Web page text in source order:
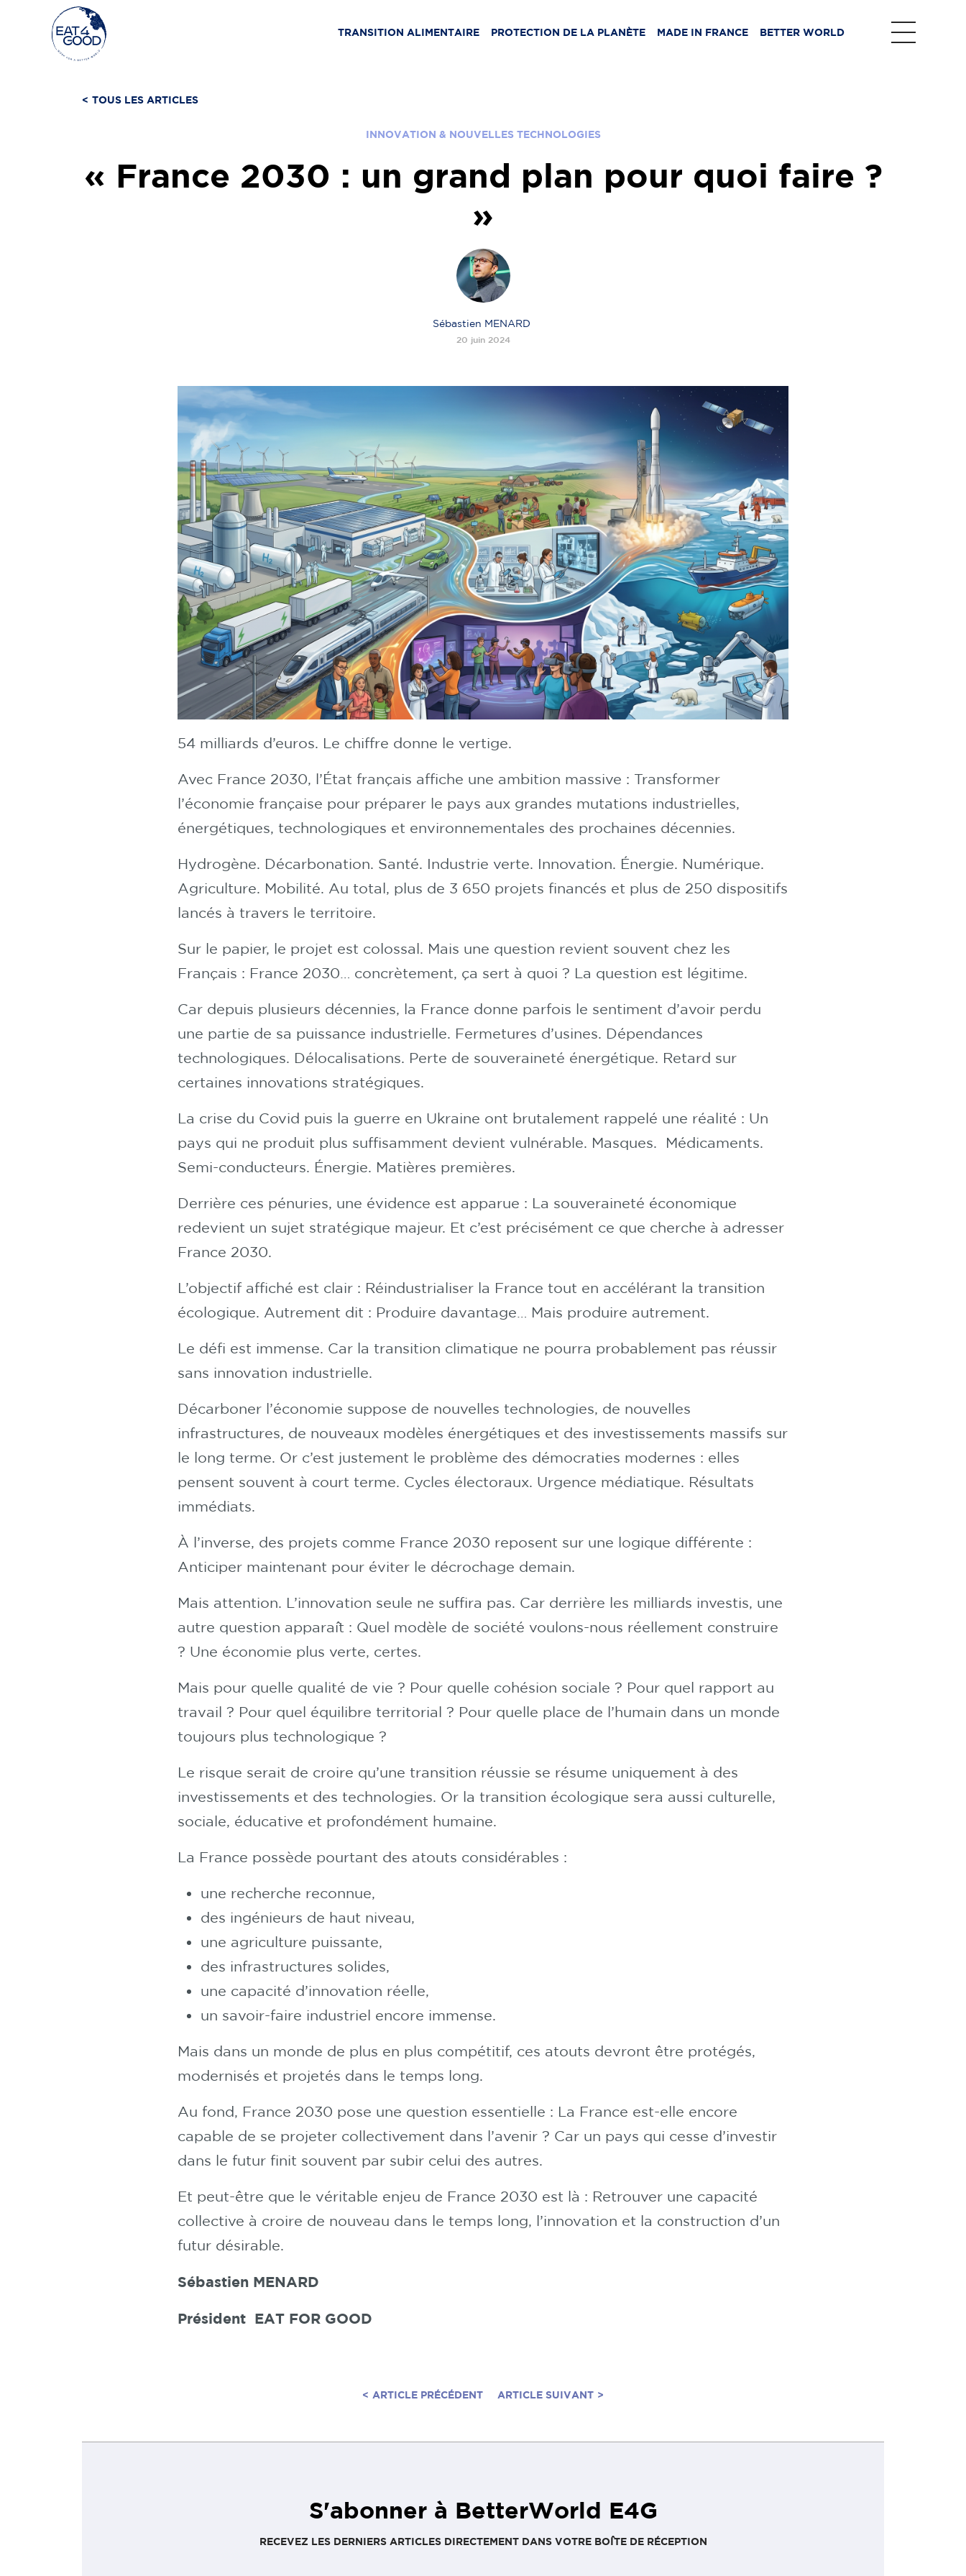
TRANSITION ALIMENTAIRE PROTECTION DE LA PLANÈTE MADE IN FRANCE BETTER WORLD
< TOUS LES ARTICLES
INNOVATION & NOUVELLES TECHNOLOGIES
« France 2030 : un grand plan pour quoi faire ?
»
Sébastien MENARD
20 juin 2024
54 milliards d’euros. Le chiffre donne le vertige.
Avec France 2030, l’État français affiche une ambition massive : Transformer
l’économie française pour préparer le pays aux grandes mutations industrielles,
énergétiques, technologiques et environnementales des prochaines décennies.
Hydrogène. Décarbonation. Santé. Industrie verte. Innovation. Énergie. Numérique.
Agriculture. Mobilité. Au total, plus de 3 650 projets financés et plus de 250 dispositifs
lancés à travers le territoire.
Sur le papier, le projet est colossal. Mais une question revient souvent chez les
Français : France 2030… concrètement, ça sert à quoi ? La question est légitime.
Car depuis plusieurs décennies, la France donne parfois le sentiment d’avoir perdu
une partie de sa puissance industrielle. Fermetures d’usines. Dépendances
technologiques. Délocalisations. Perte de souveraineté énergétique. Retard sur
certaines innovations stratégiques.
La crise du Covid puis la guerre en Ukraine ont brutalement rappelé une réalité : Un
pays qui ne produit plus suffisamment devient vulnérable. Masques. Médicaments.
Semi-conducteurs. Énergie. Matières premières.
Derrière ces pénuries, une évidence est apparue : La souveraineté économique
redevient un sujet stratégique majeur. Et c’est précisément ce que cherche à adresser
France 2030.
L’objectif affiché est clair : Réindustrialiser la France tout en accélérant la transition
écologique. Autrement dit : Produire davantage… Mais produire autrement.
Le défi est immense. Car la transition climatique ne pourra probablement pas réussir
sans innovation industrielle.
Décarboner l’économie suppose de nouvelles technologies, de nouvelles
infrastructures, de nouveaux modèles énergétiques et des investissements massifs sur
le long terme. Or c’est justement le problème des démocraties modernes : elles
pensent souvent à court terme. Cycles électoraux. Urgence médiatique. Résultats
immédiats.
À l’inverse, des projets comme France 2030 reposent sur une logique différente :
Anticiper maintenant pour éviter le décrochage demain.
Mais attention. L’innovation seule ne suffira pas. Car derrière les milliards investis, une
autre question apparaît : Quel modèle de société voulons-nous réellement construire
? Une économie plus verte, certes.
Mais pour quelle qualité de vie ? Pour quelle cohésion sociale ? Pour quel rapport au
travail ? Pour quel équilibre territorial ? Pour quelle place de l’humain dans un monde
toujours plus technologique ?
Le risque serait de croire qu’une transition réussie se résume uniquement à des
investissements et des technologies. Or la transition écologique sera aussi culturelle,
sociale, éducative et profondément humaine.
La France possède pourtant des atouts considérables :
une recherche reconnue,
des ingénieurs de haut niveau,
une agriculture puissante,
des infrastructures solides,
une capacité d’innovation réelle,
un savoir-faire industriel encore immense.
Mais dans un monde de plus en plus compétitif, ces atouts devront être protégés,
modernisés et projetés dans le temps long.
Au fond, France 2030 pose une question essentielle : La France est-elle encore
capable de se projeter collectivement dans l’avenir ? Car un pays qui cesse d’investir
dans le futur finit souvent par subir celui des autres.
Et peut-être que le véritable enjeu de France 2030 est là : Retrouver une capacité
collective à croire de nouveau dans le temps long, l’innovation et la construction d’un
futur désirable.
Sébastien MENARD
Président EAT FOR GOOD
< ARTICLE PRÉCÉDENT ARTICLE SUIVANT >
S'abonner à BetterWorld E4G
RECEVEZ LES DERNIERS ARTICLES DIRECTEMENT DANS VOTRE BOÎTE DE RÉCEPTION